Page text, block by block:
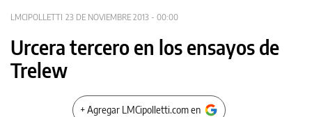
LMCIPOLLETTI 23 DE NOVIEMBRE 2013 - 00:00
Urcera tercero en los ensayos de
Trelew
+ Agregar LMCipolletti.com en